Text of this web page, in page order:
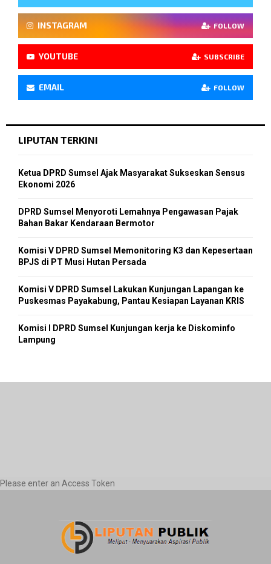
INSTAGRAM FOLLOW
YOUTUBE SUBSCRIBE
EMAIL FOLLOW
LIPUTAN TERKINI
Ketua DPRD Sumsel Ajak Masyarakat Sukseskan Sensus
Ekonomi 2026
DPRD Sumsel Menyoroti Lemahnya Pengawasan Pajak
Bahan Bakar Kendaraan Bermotor
Komisi V DPRD Sumsel Memonitoring K3 dan Kepesertaan
BPJS di PT Musi Hutan Persada
Komisi V DPRD Sumsel Lakukan Kunjungan Lapangan ke
Puskesmas Payakabung, Pantau Kesiapan Layanan KRIS
Komisi I DPRD Sumsel Kunjungan kerja ke Diskominfo
Lampung
Please enter an Access Token